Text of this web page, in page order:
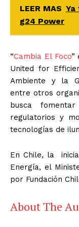
LEER MAS
g24 Power
“Cambia El Foco”
United for
Ambiente y la
entre otros
busca
regulatorios y
tecnologías de
En Chile, la
Energía, el
por Fundación
About The